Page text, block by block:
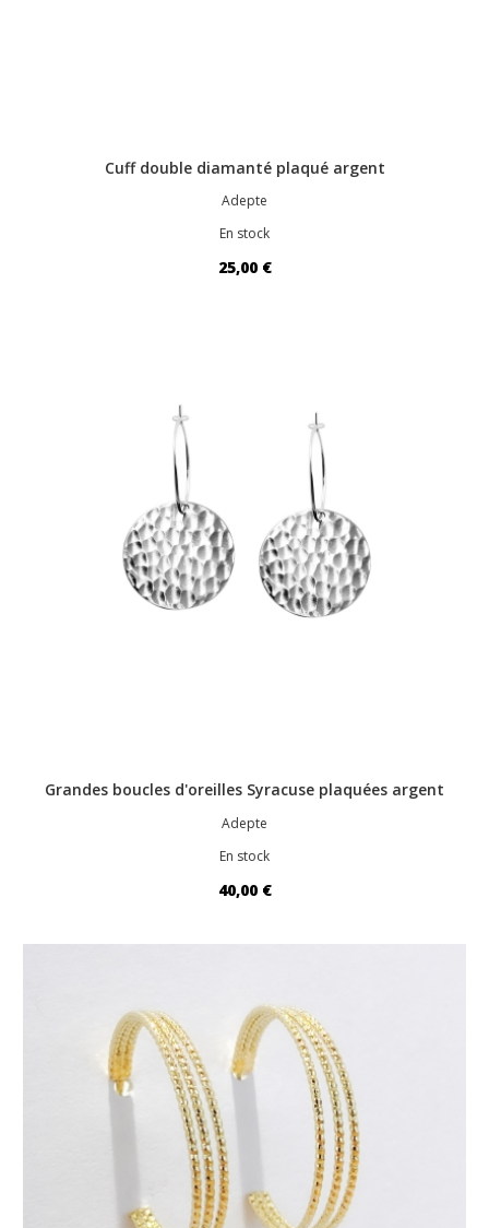
Cuff double diamanté plaqué argent
Adepte
En stock
25,00 €
Grandes boucles d'oreilles Syracuse plaquées argent
Adepte
En stock
40,00 €